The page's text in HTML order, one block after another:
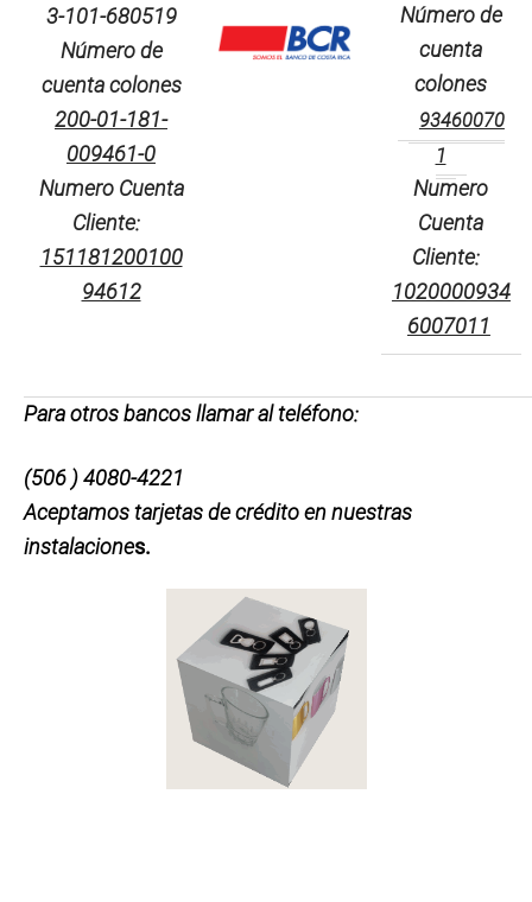
3-101-680519
Número de
cuenta colones
200-01-181-
009461-0
Numero Cuenta
Cliente:
151181200100
94612
Número de
cuenta
colones
93460070
1
Numero
Cuenta
Cliente:
1020000934
6007011
Para otros bancos llamar al teléfono:
(506 ) 4080-4221
Aceptamos tarjetas de crédito en nuestras
instalaciones.